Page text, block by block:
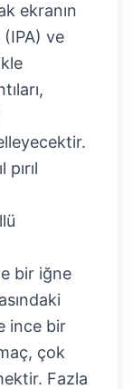
ekranın
(IPA) ve
bir iğne
ince bir
çok
Fazla